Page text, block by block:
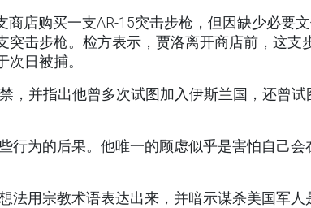
店购买一支AR-15突击步枪，但因缺少必要
突击步枪。检方表示，贾洛离开商店前，这支
日被捕。
，并指出他曾多次试图加入伊斯兰国，还曾试
行为的后果。他唯一的顾虑似乎是害怕自己会
法用宗教术语表达出来，并暗示谋杀美国军人